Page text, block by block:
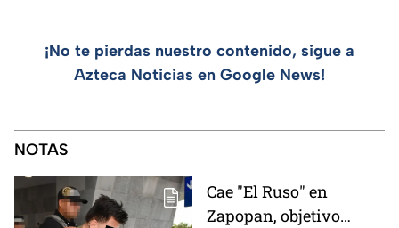
¡No te pierdas nuestro contenido, sigue a
Azteca Noticias en Google News!
NOTAS
Cae "El Ruso" en
Zapopan, objetivo